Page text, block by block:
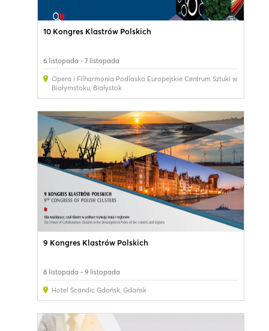
10 Kongres Klastrów Polskich
6 listopada - 7 listopada
Opera i Filharmonia Podlaska Europejskie Centrum Sztuki w
Białymstoku, Białystok
9 Kongres Klastrów Polskich
8 listopada - 9 listopada
Hotel Scandic Gdańsk, Gdańsk